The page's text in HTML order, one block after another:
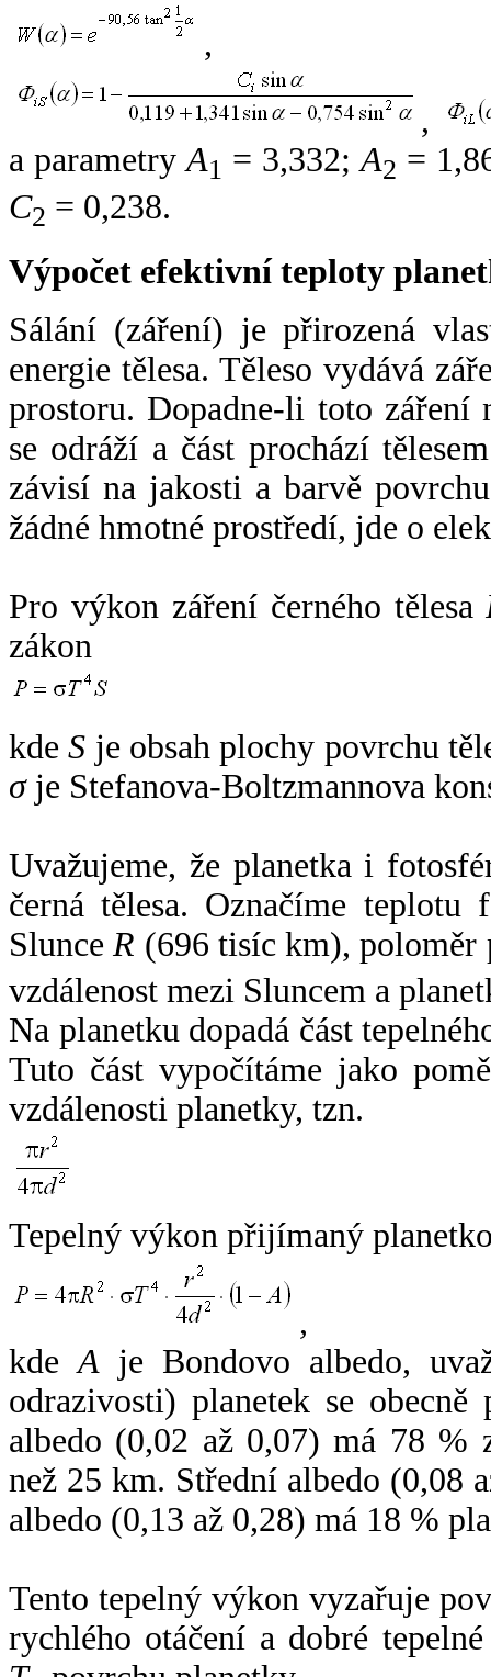
,
,
a parametryA1 = 3,332;A2 =
C2 = 0,238.
Výpočet efektivní teploty
Sálání (záření) je přirozená
energie tělesa. Těleso vydává
prostoru. Dopadne-li toto záření
se odráží a část prochází
závisí na jakosti a barvě
žádné hmotné prostředí, jde o
Pro výkon záření černého tělesa
zákon
kdeS je obsah plochy povrchu
σje Stefanova-Boltzmannova
Uvažujeme, že planetka i
černá tělesa. Označíme
SlunceR (696 tisíc km),
vzdálenost mezi Sluncem a
Na planetku dopadá část
Tuto část vypočítáme jako
vzdálenosti planetky, tzn.
Tepelný výkon přijímaný
,
kdeA je Bondovo albedo,
odrazivosti) planetek se
albedo (0,02 až 0,07) má 78 %
než 25 km. Střední albedo (0,08
albedo (0,13 až 0,28) má 18 %
Tento tepelný výkon vyzařuje
rychlého otáčení a dobré